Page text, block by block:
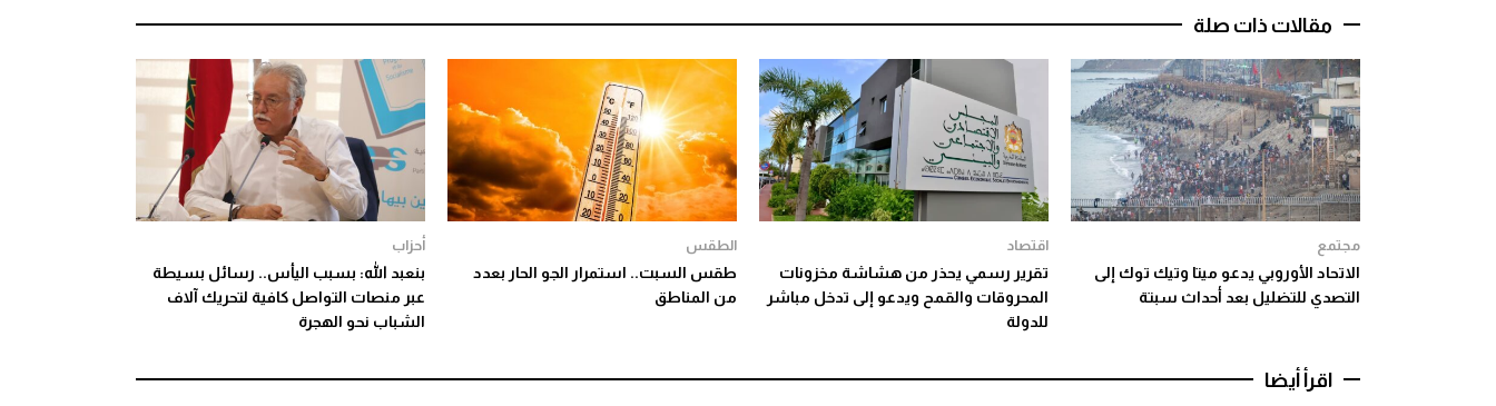
مقالات ذات صلة
مجتمع
الاتحاد الأوروبي يدعو ميتا وتيك توك إلى
التصدي للتضليل بعد أحداث سبتة
اقتصاد
تقرير رسمي يحذر من هشاشة مخزونات
المحروقات والقمح ويدعو إلى تدخل مباشر
للدولة
الطقس
طقس السبت.. استمرار الجو الحار بعدد
من المناطق
أحزاب
بنعبد الله: بسبب اليأس.. رسائل بسيطة
عبر منصات التواصل كافية لتحريك آلاف
الشباب نحو الهجرة
اقرأ أيضا